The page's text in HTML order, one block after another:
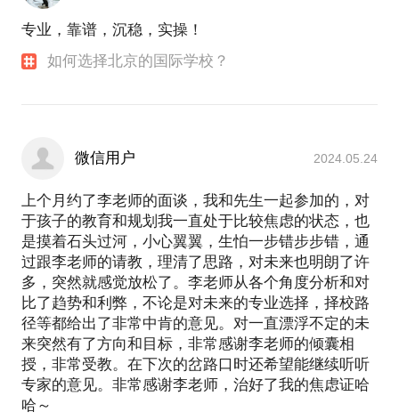
专业，靠谱，沉稳，实操！
如何选择北京的国际学校？
微信用户 2024.05.24
上个月约了李老师的面谈，我和先生一起参加的，对
于孩子的教育和规划我一直处于比较焦虑的状态，也
是摸着石头过河，小心翼翼，生怕一步错步步错，通
过跟李老师的请教，理清了思路，对未来也明朗了许
多，突然就感觉放松了。李老师从各个角度分析和对
比了趋势和利弊，不论是对未来的专业选择，择校路
径等都给出了非常中肯的意见。对一直漂浮不定的未
来突然有了方向和目标，非常感谢李老师的倾囊相
授，非常受教。在下次的岔路口时还希望能继续听听
专家的意见。非常感谢李老师，治好了我的焦虑证哈
哈～